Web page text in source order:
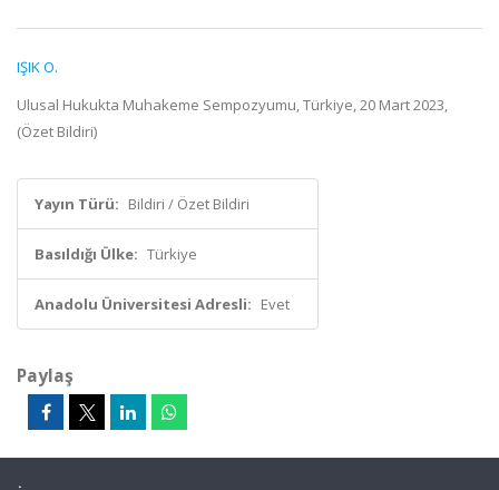
IŞIK O.
Ulusal Hukukta Muhakeme Sempozyumu, Türkiye, 20 Mart 2023,
(Özet Bildiri)
Yayın Türü: Bildiri / Özet Bildiri
Basıldığı Ülke: Türkiye
Anadolu Üniversitesi Adresli: Evet
Paylaş